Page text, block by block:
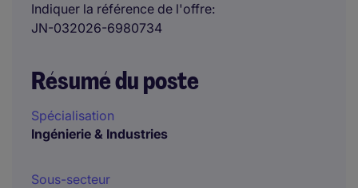
Indiquer la référence de l'offre
JN-032026-6980734
Résumé du poste
Spécialisation
Ingénierie & Industries
Sous-secteur